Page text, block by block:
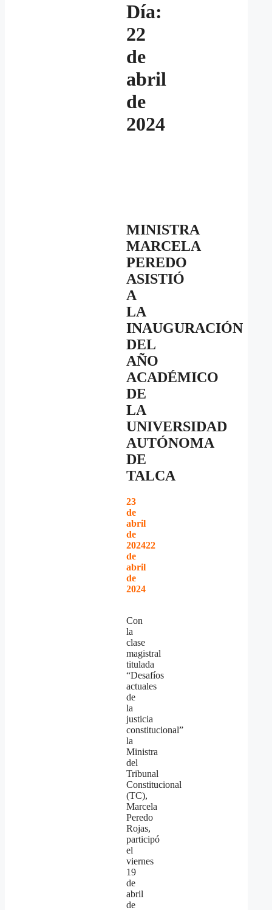
Día:
22
de
abril
de
2024
MINISTRA
MARCELA
PEREDO
ASISTIÓ
A
LA
INAUGURACIÓN
DEL
AÑO
ACADÉMICO
DE
LA
UNIVERSIDAD
AUTÓNOMA
DE
TALCA
23
de
abril
de
202422
de
abril
de
2024
Con
la
clase
magistral
titulada
“Desafíos
actuales
de
la
justicia
constitucional”
la
Ministra
del
Tribunal
Constitucional
(TC),
Marcela
Peredo
Rojas,
participó
el
viernes
19
de
abril
de